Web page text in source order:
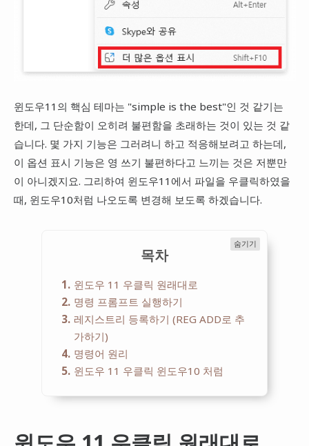
윈도우11의 핵심 테마는 "simple is the best"인 것 같기는
한데, 그 단순함이 오히려 불편함을 초래하는 것이 있는 것 같
습니다. 몇 가지 기능은 그러려니 하고 적응해보려고 하는데,
이 옵션 표시 기능은 영 쓰기 불편하다고 느끼는 것은 저뿐만
이 아니겠지요. 그리하여 윈도우11에서 파일을 우클릭하였을
때, 윈도우10처럼 나오도록 변경해 보도록 하겠습니다.
목차
숨기기
1 윈도우 11 우클릭 원래대로
2 명령 프롬프트 실행하기
3 레지스트리 등록하기 (REG ADD로 추
가하기)
4 명령어 원리
5 윈도우 11 우클릭 윈도우10 처럼